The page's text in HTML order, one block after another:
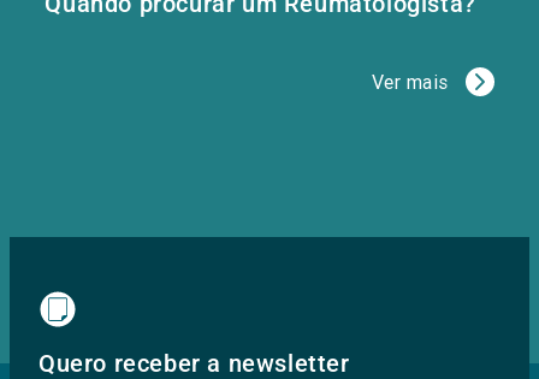
Ver mais
Quero receber a newsletter